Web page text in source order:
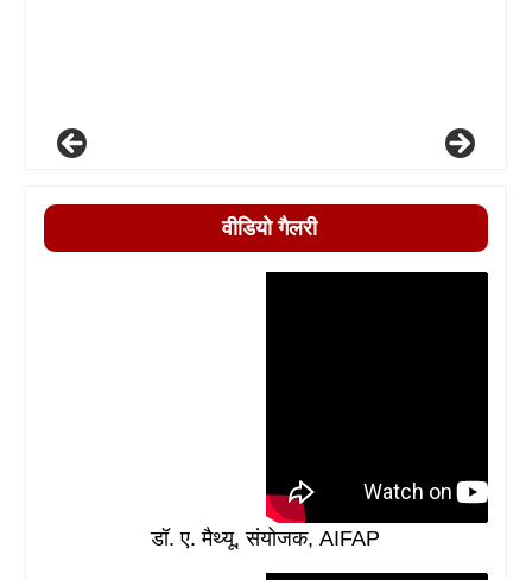
वीडियो गैलरी
डॉ. ए. मैथ्यू, संयोजक, AIFAP